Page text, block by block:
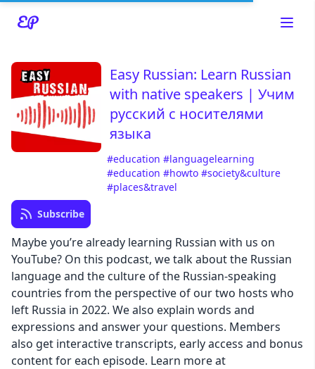
Read about our content policies
Cancel Save
Easy Russian: Learn Russian
with native speakers | Учим
русский с носителями
языка
#education #languagelearning
#education #howto #society&culture
#places&travel
Subscribe
Maybe you’re already learning Russian with us on
YouTube? On this podcast, we talk about the Russian
language and the culture of the Russian-speaking
countries from the perspective of our two hosts who
left Russia in 2022. We also explain words and
expressions and answer your questions. Members
also get interactive transcripts, early access and bonus
content for each episode. Learn more at
Cancel